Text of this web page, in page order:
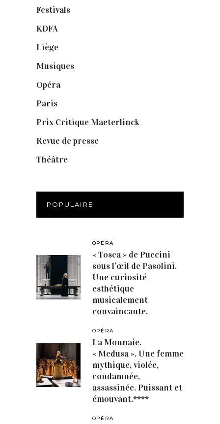
Festivals
KDFA
Liège
Musiques
Opéra
Paris
Prix Critique Maeterlinck
Revue de presse
Théâtre
POPULAIRE
OPÉRA
« Tosca » de Puccini
sous l’œil de Pasolini.
Une curiosité
esthétique
musicalement
convaincante.
OPÉRA
La Monnaie.
« Medusa ». Une femme
mythique, violée,
condamnée,
assassinée. Puissant et
émouvant.****
OPÉRA